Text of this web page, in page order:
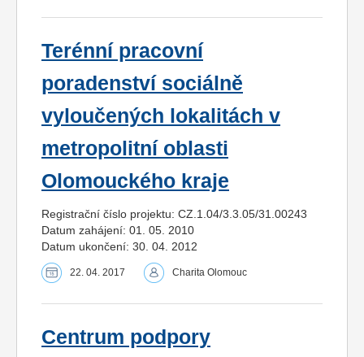
Terénní pracovní
poradenství sociálně
vyloučených lokalitách v
metropolitní oblasti
Olomouckého kraje
Registrační číslo projektu: CZ.1.04/3.3.05/31.00243
Datum zahájení: 01. 05. 2010
Datum ukončení: 30. 04. 2012
22. 04. 2017 Charita Olomouc
Centrum podpory